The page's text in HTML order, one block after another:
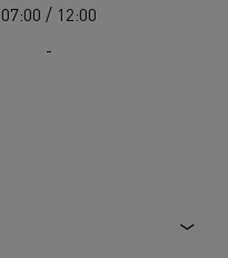
07:00 / 12:00
-